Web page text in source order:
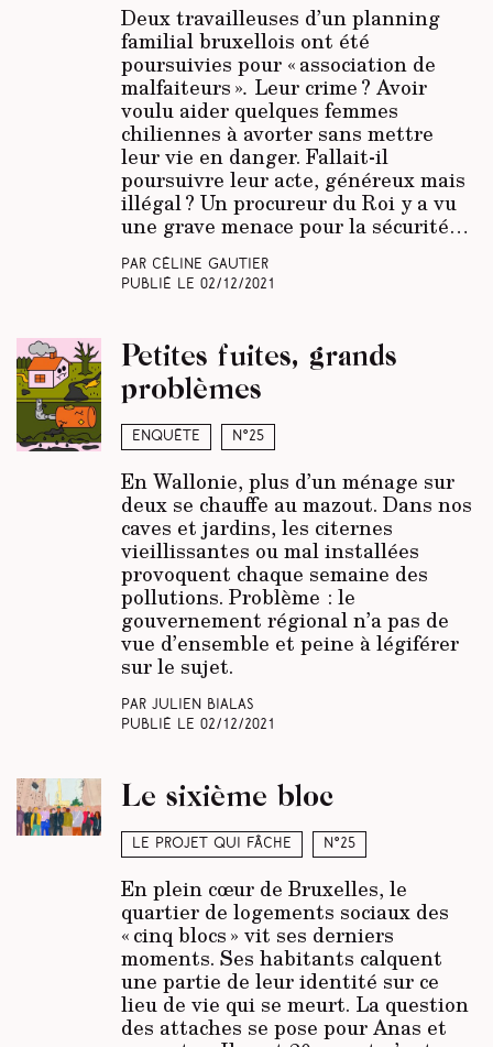
Deux travailleuses d’un planning
familial bruxellois ont été
poursuivies pour « association de
malfaiteurs ». Leur crime ? Avoir
voulu aider quelques femmes
chiliennes à avorter sans mettre
leur vie en danger. Fallait-il
poursuivre leur acte, généreux mais
illégal ? Un procureur du Roi y a vu
une grave menace pour la sécurité…
Par Céline Gautier
Publié le 02/12/2021
Enquête N°25
Petites fuites, grands
problèmes
En Wallonie, plus d’un ménage sur
deux se chauffe au mazout. Dans nos
caves et jardins, les citernes
vieillissantes ou mal installées
provoquent chaque semaine des
pollutions. Problème : le
gouvernement régional n’a pas de
vue d’ensemble et peine à légiférer
sur le sujet.
Par Julien Bialas
Publié le 02/12/2021
Le projet qui fâche N°25
Le sixième bloc
En plein cœur de Bruxelles, le
quartier de logements sociaux des
« cinq blocs » vit ses derniers
moments. Ses habitants calquent
une partie de leur identité sur ce
lieu de vie qui se meurt. La question
des attaches se pose pour Anas et